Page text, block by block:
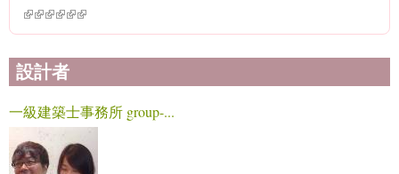
(link is external)
(link is external)
(link is external)
(link is external)
(link is external)
(link is external)
設計者
一級建築士事務所 group-...